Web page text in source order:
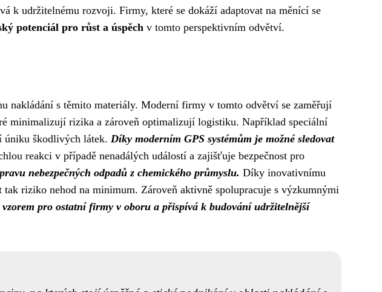
k udržitelnému rozvoji. Firmy, které se dokáží adaptovat na měnící se
potenciál pro růst a úspěch v tomto perspektivním odvětví.
nakládání s těmito materiály. Moderní firmy v tomto odvětví se zaměřují
minimalizují rizika a zároveň optimalizují logistiku. Například speciální
úniku škodlivých látek. Díky moderním GPS systémům je možné sledovat
reakci v případě nenadálých událostí a zajišťuje bezpečnost pro
nebezpečných odpadů z chemického průmyslu. Díky inovativnímu
riziko nehod na minimum. Zároveň aktivně spolupracuje s výzkumnými
vzorem pro ostatní firmy v oboru a přispívá k budování udržitelnější